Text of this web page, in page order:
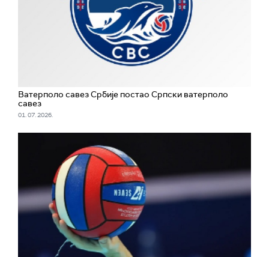
Ватерполо савез Србије постао Српски ватерполо
савез
01. 07. 2026.